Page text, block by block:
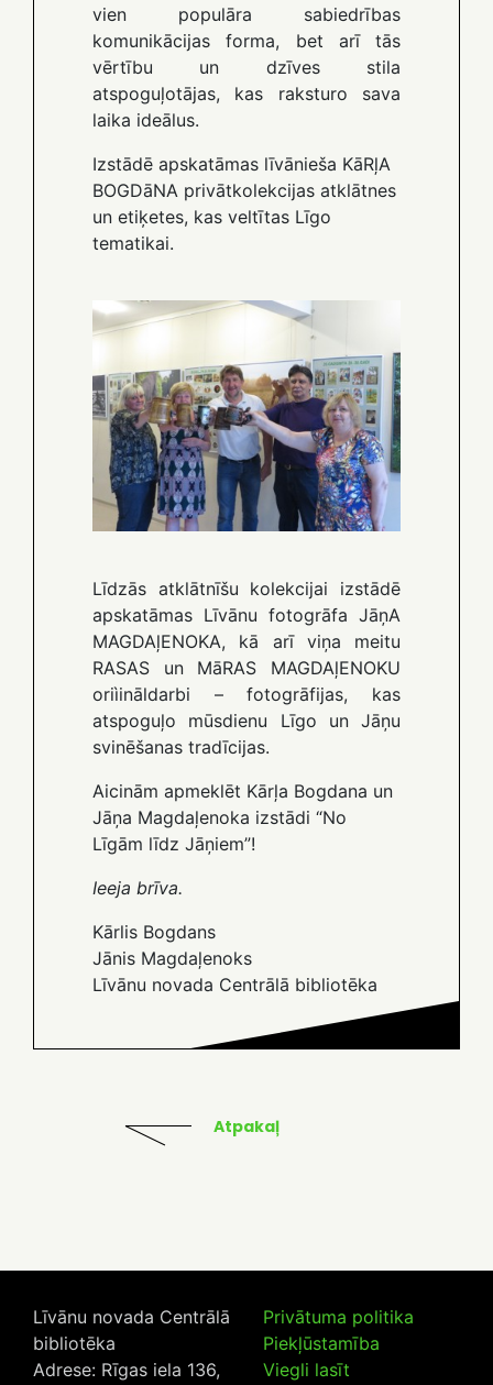
vien populāra sabiedrības
komunikācijas forma, bet arī tās
vērtību un dzīves stila
atspoguļotājas, kas raksturo sava
laika ideālus.
Izstādē apskatāmas līvānieša KāRļA
BOGDāNA privātkolekcijas atklātnes
un etiķetes, kas veltītas Līgo
tematikai.
Līdzās atklātnīšu kolekcijai izstādē
apskatāmas Līvānu fotogrāfa JāņA
MAGDAļENOKA, kā arī viņa meitu
RASAS un MāRAS MAGDAļENOKU
oriìināldarbi – fotogrāfijas, kas
atspoguļo mūsdienu Līgo un Jāņu
svinēšanas tradīcijas.
Aicinām apmeklēt Kārļa Bogdana un
Jāņa Magdaļenoka izstādi “No
Līgām līdz Jāņiem”!
Ieeja brīva.
Kārlis Bogdans
Jānis Magdaļenoks
Līvānu novada Centrālā bibliotēka
Atpakaļ
Līvānu novada Centrālā
bibliotēka
Adrese: Rīgas iela 136,
Privātuma politika
Piekļūstamība
Viegli lasīt